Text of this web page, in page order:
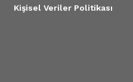
Kişisel Veriler Politikası